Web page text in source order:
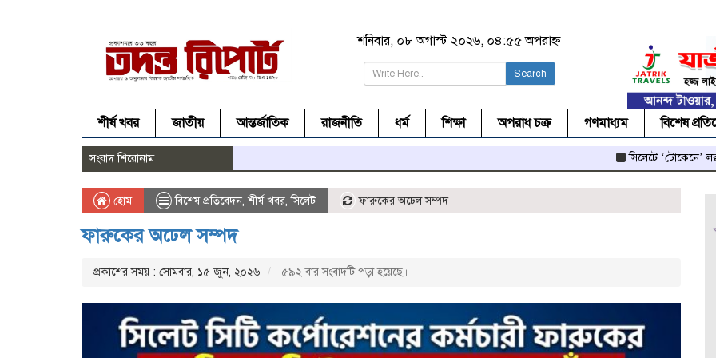
শনিবার, ০৮ অগাস্ট ২০২৬, ০৪:৫৫ অপরাহ্ন
Search
শীর্ষ খবর জাতীয় আন্তর্জাতিক রাজনীতি ধর্ম শিক্ষা অপরাধ চক্র গণমাধ্যম বিশেষ
সংবাদ শিরোনাম সিলেটে ‘টোকেনে’ লক্কড়ঝক্কড়
হোম বিশেষ প্রতিবেদন,শীর্ষ খবর,সিলেট ফারুকের অঢেল সম্পদ
ফারুকের অঢেল সম্পদ
প্রকাশের সময় : সোমবার, ১৫ জুন, ২০২৬ ৫৯২ বার সংবাদটি পড়া হয়েছে।